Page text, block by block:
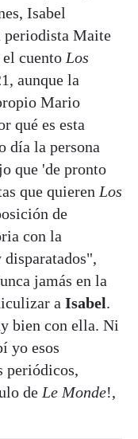
Isabel
periodista Maite
cuento Los
aunque la
Mario
qué es esta
día la persona
que 'de pronto
que quieren Los
de
con la
jamás en la
a Isabel.
bien con ella. Ni
yo esos
periódicos,
de Le Monde!,